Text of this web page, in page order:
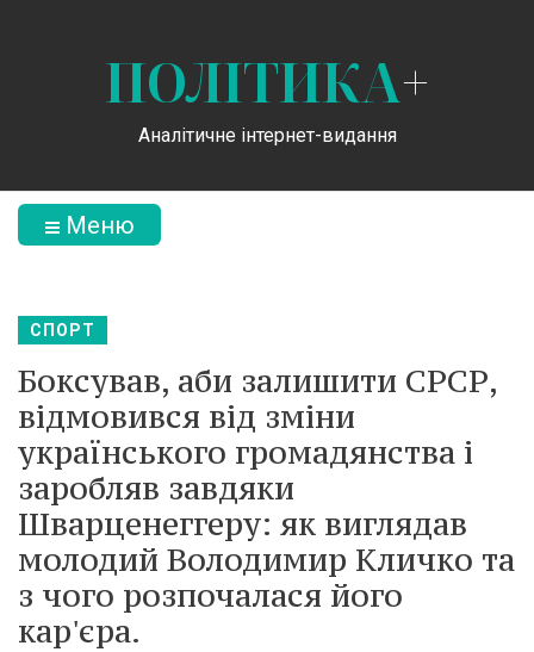
ПОЛІТИКА+
Аналітичне інтернет-видання
Меню
СПОРТ
Боксував, аби залишити СРСР,
відмовився від зміни
українського громадянства і
заробляв завдяки
Шварценеггеру: як виглядав
молодий Володимир Кличко та
з чого розпочалася його
кар'єра.